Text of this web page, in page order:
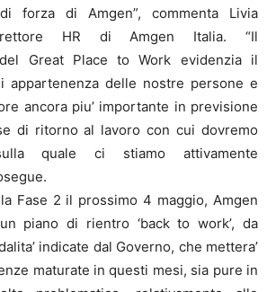
forza di Amgen”, commenta Livia
HR di Amgen Italia. “Il
Great Place to Work evidenzia il
appartenenza delle nostre persone e
ancora piu’ importante in previsione
di ritorno al lavoro con cui dovremo
quale ci stiamo attivamente
Fase 2 il prossimo 4 maggio, Amgen
piano di rientro ‘back to work’, da
indicate dal Governo, che mettera’
maturate in questi mesi, sia pure in